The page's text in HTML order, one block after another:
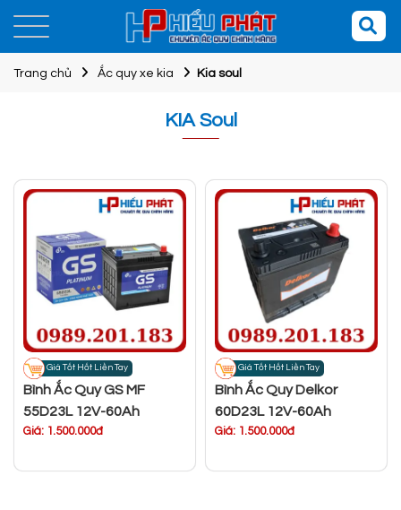
Trang chủ Ắc quy xe kia Kia soul
KIA Soul
Giá Tốt Hốt Liền Tay
Bình Ắc Quy GS MF
55D23L 12V-60Ah
Giá: 1.500.000đ
Giá Tốt Hốt Liền Tay
Bình Ắc Quy Delkor
60D23L 12V-60Ah
Giá: 1.500.000đ